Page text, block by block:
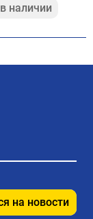
наличии
на новости